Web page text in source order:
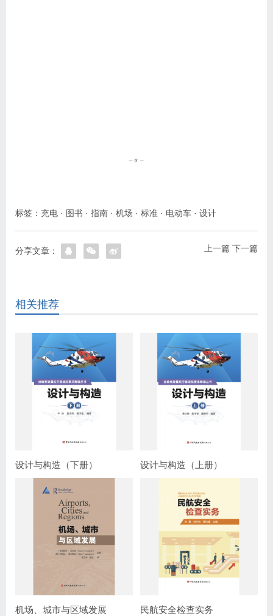
标签： 充电 · 图书 · 指南 · 机场 · 标准 · 电动车 · 设计
上一篇 下一篇
分享文章：
相关推荐
设计与构造（下册） 设计与构造（上册）
机场、城市与区域发展 民航安全检查实务